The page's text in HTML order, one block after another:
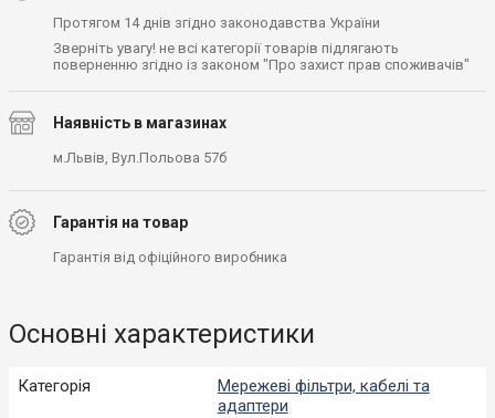
Протягом 14 днів згідно законодавства України
Зверніть увагу! не всі категорії товарів підлягають
поверненню згідно із законом "Про захист прав споживачів"
Наявність в магазинах
м.Львів, Вул.Польова 57б
Гарантія на товар
Гарантія від офіційного виробника
Основні характеристики
Категорія
Мережеві фільтри, кабелі та
адаптери